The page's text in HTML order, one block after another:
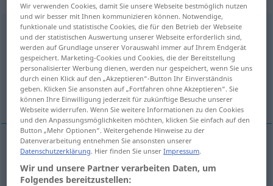
verbotenadj
Übersicht aller Übersetzungen
(Für mehr Details die Übersetzung anklicken/antippen)
förbjuden
förbjuden verboten
Wir verwenden Cookies, damit Sie unsere Webseite bestmöglich nutzen
und wir besser mit Ihnen kommunizieren können. Notwendige,
funktionale und statistische Cookies, die für den Betrieb der Webseite
und der statistischen Auswertung unserer Webseite erforderlich sind,
werden auf Grundlage unserer Vorauswahl immer auf Ihrem Endgerät
gespeichert. Marketing-Cookies und Cookies, die der Bereitstellung
personalisierter Werbung dienen, werden nur gespeichert, wenn Sie uns
durch einen Klick auf den „Akzeptieren“-Button Ihr Einverständnis
geben. Klicken Sie ansonsten auf „Fortfahren ohne Akzeptieren“. Sie
können Ihre Einwilligung jederzeit für zukünftige Besuche unserer
Webseite widerrufen. Wenn Sie weitere Informationen zu den Cookies
und den Anpassungsmöglichkeiten möchten, klicken Sie einfach auf den
Button „Mehr Optionen“. Weitergehende Hinweise zu der
Datenverarbeitung entnehmen Sie ansonsten unserer
Datenschutzerklärung. Hier finden Sie unserImpressum.
Wir und unsere Partner verarbeiten Daten, um
Folgendes bereitzustellen: